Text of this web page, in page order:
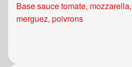
Base sauce tomate,
merguez, poivrons